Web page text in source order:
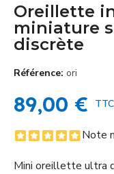
Oreillette
miniature
discrète
Référence ori
89,00 € TTC
Note
Mini oreillette ultra